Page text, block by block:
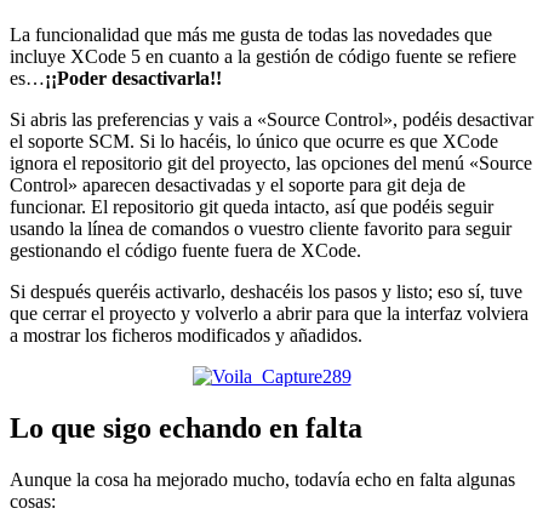
La funcionalidad que más me gusta de todas las novedades que
incluye XCode 5 en cuanto a la gestión de código fuente se refiere
es…¡¡Poder desactivarla!!
Si abris las preferencias y vais a «Source Control», podéis desactivar
el soporte SCM. Si lo hacéis, lo único que ocurre es que XCode
ignora el repositorio git del proyecto, las opciones del menú «Source
Control» aparecen desactivadas y el soporte para git deja de
funcionar. El repositorio git queda intacto, así que podéis seguir
usando la línea de comandos o vuestro cliente favorito para seguir
gestionando el código fuente fuera de XCode.
Si después queréis activarlo, deshacéis los pasos y listo; eso sí, tuve
que cerrar el proyecto y volverlo a abrir para que la interfaz volviera
a mostrar los ficheros modificados y añadidos.
Lo que sigo echando en falta
Aunque la cosa ha mejorado mucho, todavía echo en falta algunas
cosas: